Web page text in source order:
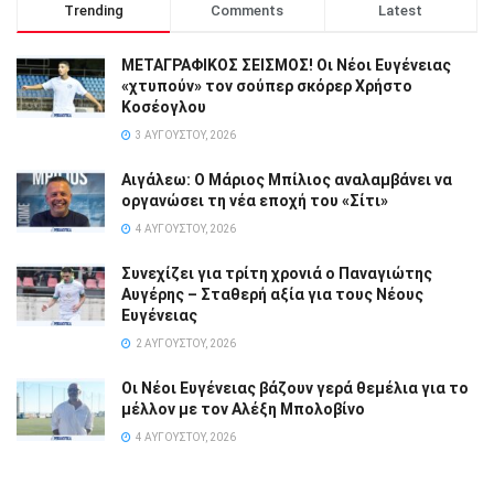
Trending Comments Latest
ΜΕΤΑΓΡΑΦΙΚΟΣ ΣΕΙΣΜΟΣ! Οι Νέοι Ευγένειας
«χτυπούν» τον σούπερ σκόρερ Χρήστο
Κοσέογλου
3 ΑΥΓΟΎΣΤΟΥ, 2026
Αιγάλεω: Ο Μάριος Μπίλιος αναλαμβάνει να
οργανώσει τη νέα εποχή του «Σίτι»
4 ΑΥΓΟΎΣΤΟΥ, 2026
Συνεχίζει για τρίτη χρονιά ο Παναγιώτης
Αυγέρης – Σταθερή αξία για τους Νέους
Ευγένειας
2 ΑΥΓΟΎΣΤΟΥ, 2026
Οι Νέοι Ευγένειας βάζουν γερά θεμέλια για το
μέλλον με τον Αλέξη Μπολοβίνο
4 ΑΥΓΟΎΣΤΟΥ, 2026